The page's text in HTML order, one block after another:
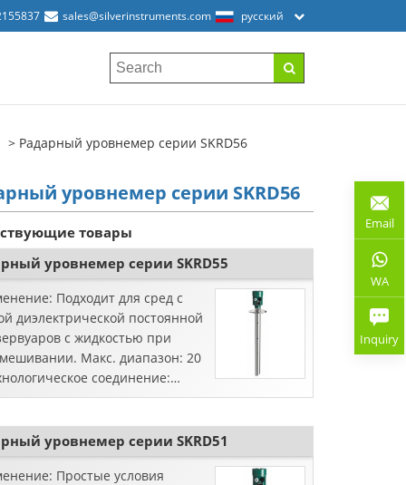
sales@silverinstruments.com русский
Радарный уровнемер серии SKRD56
уровнемер серии SKRD56
товары
уровнемер серии SKRD55
Подходит для сред с
диэлектрической постоянной
с жидкостью при
Макс. диапазон: 20
соединение:
Температура процесса: -40 ~
± 10 ...
уровнемер серии SKRD51
Простые условия
Email
WA
Inquiry